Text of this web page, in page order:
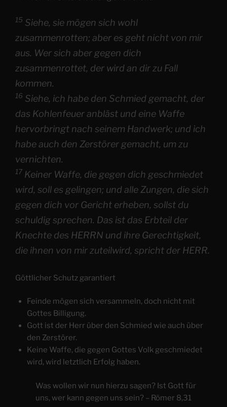
15 Siehe, sie mögen sich wohl
zusammenrotten; aber es geht nicht von mir
aus. Wer sich aber gegen dich
zusammenrottet, der wird an dir zu Fall
kommen.
16 Siehe, ich habe den Schmied gemacht, der
das Kohlenfeuer anbläst und eine Waffe
hervorbringt nach seinem Handwerk; und ich
habe auch den Zerstörer gemacht, um zu
vernichten.
17 Keiner Waffe, die gegen dich geschmiedet
wird, soll es gelingen; und alle Zungen, die sich
gegen dich vor Gericht erheben, sollst du
schuldig sprechen. Das ist das Erbteil der
Knechte des HERRN und ihre Gerechtigkeit,
die ihnen von mir zuteilwird, spricht der HERR.
Göttlicher Schutz garantiert
Feinde mögen sich versammeln, doch nicht mit
Gottes Billigung.
Gott ist der Herr über den Schmied wie auch über
den Zerstörer.
Keine Waffe, die gegen Gottes Volk geschmiedet
wird, wird letztlich Erfolg haben.
Was wollen wir nun hierzu sagen? Ist Gott für
uns, wer kann gegen uns sein? – Römer 8,31